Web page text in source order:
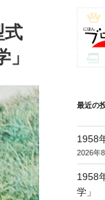
式
最近の
1958
2026年
1958
学」